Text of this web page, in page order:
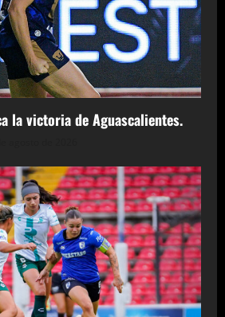
la victoria de Aguascalientes.